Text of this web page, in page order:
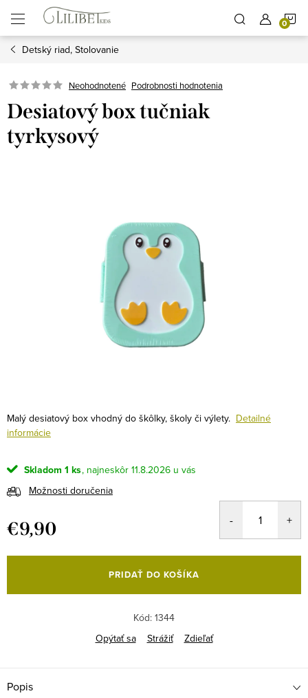
obsah
Detský riad, Stolovanie
Neohodnotené Podrobnosti hodnotenia
Desiatový box tučniak
tyrkysový
Malý desiatový box vhodný do škôlky, školy či výlety. Detailné
informácie
Skladom 1 ks
11.8.2026
Možnosti doručenia
€9,90
cena:
PRIDAŤ DO KOŠÍKA
Kód: 1344
Opýtať sa
Strážiť Zdieľať
Popis